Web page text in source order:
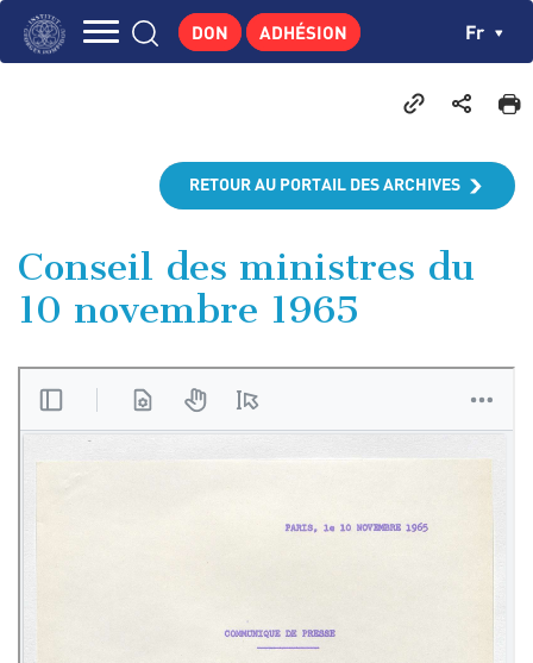
Aller
CENTRE DE RECHERCHES
PUBLICATIONS
ACTUALITÉS
ENSEIGNEMENT
DON ADHÉSION Fr
RETOUR AU PORTAIL DES ARCHIVES
Conseil des ministres du
10 novembre 1965
Panneau de gestion des cookies